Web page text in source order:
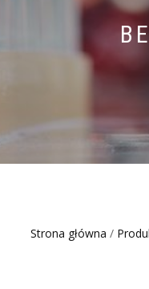
Strona główna /